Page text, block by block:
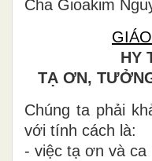
Cha Gioakim
HY
TẠ ƠN,
Chúng ta phải
với tính cách là:
- việc tạ ơn và ca